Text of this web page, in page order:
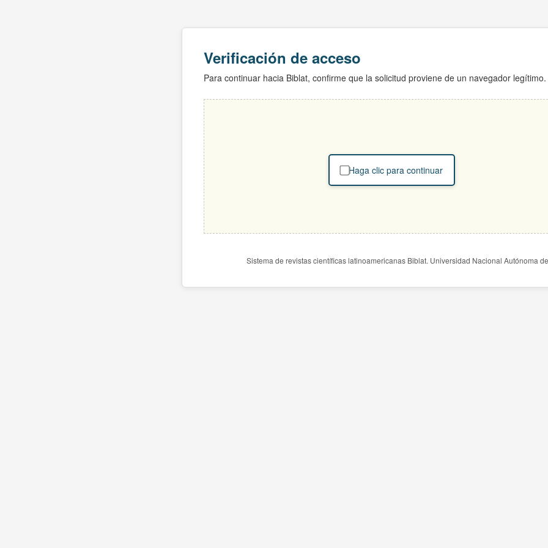
Verificación de acceso
Para continuar hacia Biblat, confirme que la solicitud proviene de un navegador legítimo.
Haga clic para continuar
Sistema de revistas científicas latinoamericanas Biblat. Universidad Nacional Autónoma